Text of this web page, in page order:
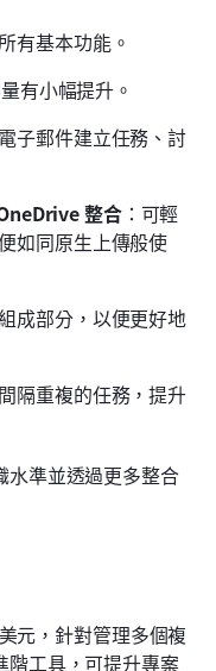
有基本功能。
有小幅提升。
子郵件建立任務、討
整合：可輕
如同原生上傳般使
成部分，以便更好地
隔重複的任務，提升
水準並透過更多整合
元，針對管理多個複
階工具，可提升專案